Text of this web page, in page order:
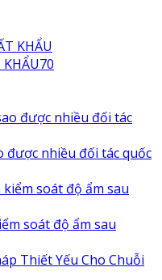
được nhiều đối tác quốc
soát độ ẩm sau